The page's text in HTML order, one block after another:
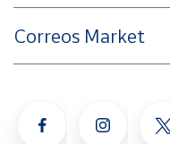
Correos Market